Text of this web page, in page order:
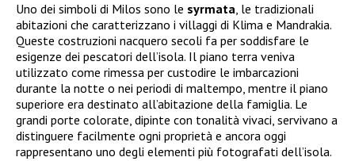
Uno dei simboli di Milos sono le syrmata, le tradizionali
abitazioni che caratterizzano i villaggi di Klima e Mandrakia.
Queste costruzioni nacquero secoli fa per soddisfare le
esigenze dei pescatori dell’isola. Il piano terra veniva
utilizzato come rimessa per custodire le imbarcazioni
durante la notte o nei periodi di maltempo, mentre il piano
superiore era destinato all’abitazione della famiglia. Le
grandi porte colorate, dipinte con tonalità vivaci, servivano a
distinguere facilmente ogni proprietà e ancora oggi
rappresentano uno degli elementi più fotografati dell’isola.